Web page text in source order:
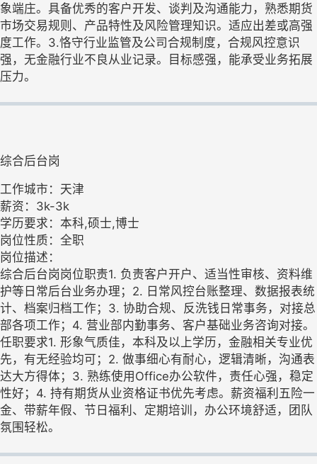
象端庄。具备优秀的客户开发、谈判及沟通能力，熟悉期货
市场交易规则、产品特性及风险管理知识。适应出差或高强
度工作。3.恪守行业监管及公司合规制度，合规风控意识
强，无金融行业不良从业记录。目标感强，能承受业务拓展
压力。
综合后台岗
工作城市：天津
薪资：3k-3k
学历要求：本科,硕士,博士
岗位性质：全职
岗位描述：
综合后台岗岗位职责1. 负责客户开户、适当性审核、资料维
护等日常后台业务办理；2. 日常风控台账整理、数据报表统
计、档案归档工作；3. 协助合规、反洗钱日常事务，对接总
部各项工作；4. 营业部内勤事务、客户基础业务咨询对接。
任职要求1. 形象气质佳，本科及以上学历，金融相关专业优
先，有无经验均可；2. 做事细心有耐心，逻辑清晰，沟通表
达大方得体；3. 熟练使用Office办公软件，责任心强，稳定
性好；4. 持有期货从业资格证书优先考虑。薪资福利五险一
金、带薪年假、节日福利、定期培训，办公环境舒适，团队
氛围轻松。